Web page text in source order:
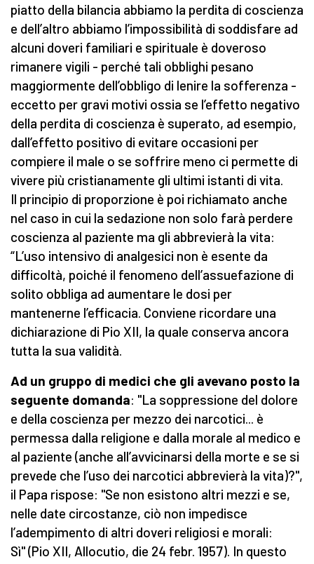
piatto della bilancia abbiamo la perdita di coscienza
e dell’altro abbiamo l’impossibilità di soddisfare ad
alcuni doveri familiari e spirituale è doveroso
rimanere vigili - perché tali obblighi pesano
maggiormente dell’obbligo di lenire la sofferenza -
eccetto per gravi motivi ossia se l’effetto negativo
della perdita di coscienza è superato, ad esempio,
dall’effetto positivo di evitare occasioni per
compiere il male o se soffrire meno ci permette di
vivere più cristianamente gli ultimi istanti di vita.
Il principio di proporzione è poi richiamato anche
nel caso in cui la sedazione non solo farà perdere
coscienza al paziente ma gli abbrevierà la vita:
“L’uso intensivo di analgesici non è esente da
difficoltà, poiché il fenomeno dell’assuefazione di
solito obbliga ad aumentare le dosi per
mantenerne l’efficacia. Conviene ricordare una
dichiarazione di Pio XII, la quale conserva ancora
tutta la sua validità.
Ad un gruppo di medici che gli avevano posto la
seguente domanda: "La soppressione del dolore
e della coscienza per mezzo dei narcotici... è
permessa dalla religione e dalla morale al medico e
al paziente (anche all’avvicinarsi della morte e se si
prevede che l’uso dei narcotici abbrevierà la vita)?",
il Papa rispose: "Se non esistono altri mezzi e se,
nelle date circostanze, ciò non impedisce
l’adempimento di altri doveri religiosi e morali:
Sì" (Pio XII, Allocutio, die 24 febr. 1957). In questo